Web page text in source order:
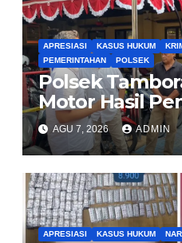
APRESIASI KASUS HUKUM
PEMERINTAHAN
POLSEK
Polsek
Motor Hasil
Kasus
Pemilik Yang
AGU 7, 2026 ADMIN
APRESIASI KASUS HUKUM